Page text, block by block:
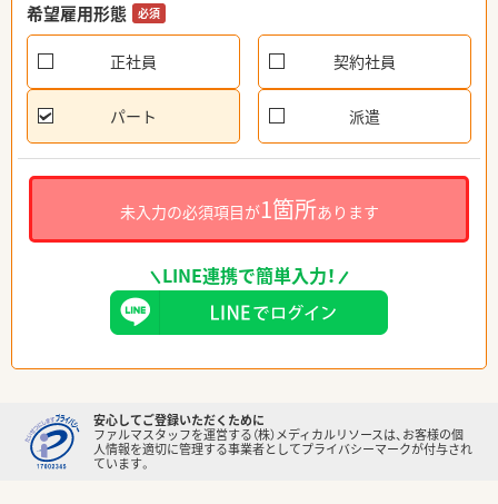
希望雇用形態 必須
正社員 契約社員
パート 派遣
未入力の必須項目が1箇所あります
LINE連携で簡単入力！
安心してご登録いただくために
ファルマスタッフを運営する（株）メディカルリソースは、お客様の個
人情報を適切に管理する事業者としてプライバシーマークが付与され
ています。